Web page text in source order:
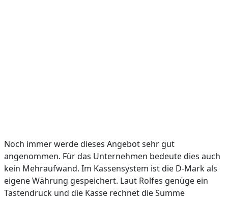
Noch immer werde dieses Angebot sehr gut
angenommen. Für das Unternehmen bedeute dies auch
kein Mehraufwand. Im Kassensystem ist die D-Mark als
eigene Währung gespeichert. Laut Rolfes genüge ein
Tastendruck und die Kasse rechnet die Summe